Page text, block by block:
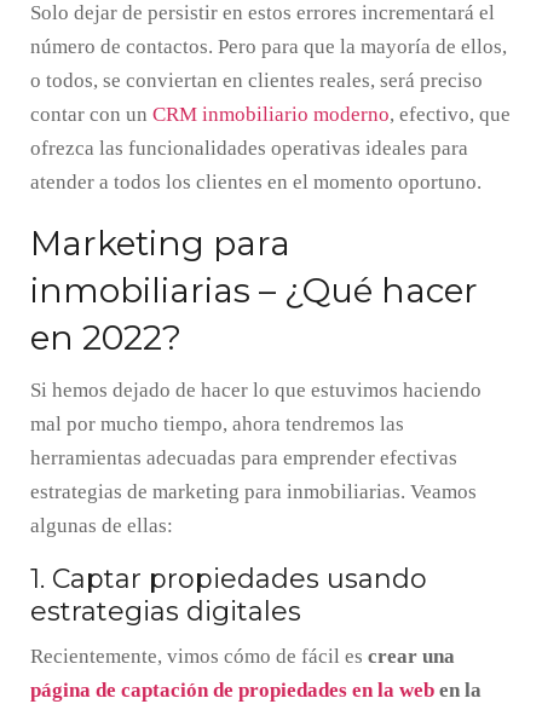
Solo dejar de persistir en estos errores incrementará el
número de contactos. Pero para que la mayoría de ellos,
o todos, se conviertan en clientes reales, será preciso
contar con un CRM inmobiliario moderno, efectivo, que
ofrezca las funcionalidades operativas ideales para
atender a todos los clientes en el momento oportuno.
Marketing para
inmobiliarias – ¿Qué hacer
en 2022?
Si hemos dejado de hacer lo que estuvimos haciendo
mal por mucho tiempo, ahora tendremos las
herramientas adecuadas para emprender efectivas
estrategias de marketing para inmobiliarias. Veamos
algunas de ellas:
1. Captar propiedades usando
estrategias digitales
Recientemente, vimos cómo de fácil es crear una
página de captación de propiedades en la web en la